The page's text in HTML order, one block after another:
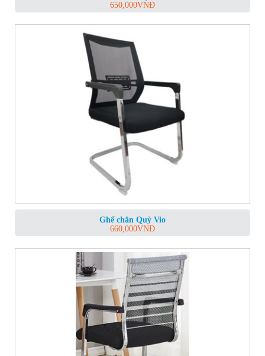
650,000VNĐ
Ghế chân Quỳ Vio
660,000VNĐ